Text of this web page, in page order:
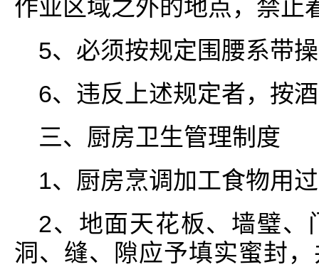
作业区域之外的地点，禁止
5、必须按规定围腰系带
6、违反上述规定者，按
三、厨房卫生管理制度
1、厨房烹调加工食物用
2、地面天花板、墙璧、
洞、缝、隙应予填实蜜封